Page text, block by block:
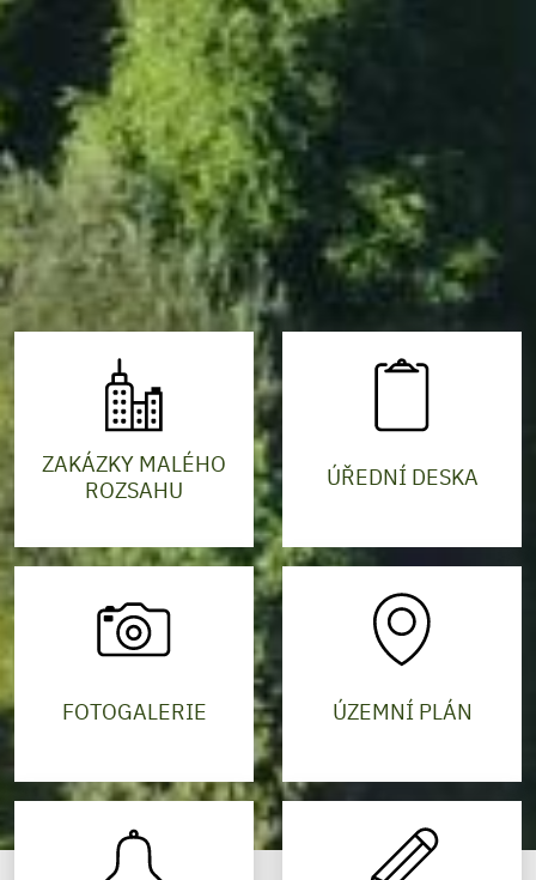
ZAKÁZKY MALÉHO
ROZSAHU
ÚŘEDNÍ DESKA
FOTOGALERIE ÚZEMNÍ PLÁN